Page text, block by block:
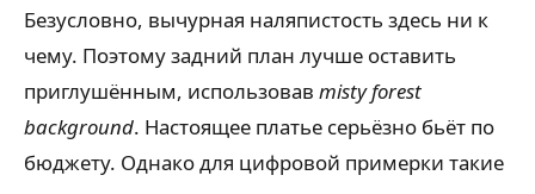
Безусловно, вычурная наляпистость здесь ни к
чему. Поэтому задний план лучше оставить
приглушённым, использовав misty forest
background. Настоящее платье серьёзно бьёт по
бюджету. Однако для цифровой примерки такие